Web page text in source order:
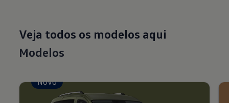
Veja todos os modelos aqui
Modelos
Novo